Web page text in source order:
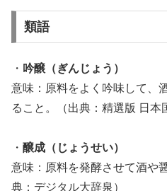
類語
・ 吟醸（ぎんじょう）
意味：原料をよく吟味して、
ること。（出典：精選版 日本
・ 醸成（じょうせい）
意味：原料を発酵させて酒や
典：デジタル大辞泉）